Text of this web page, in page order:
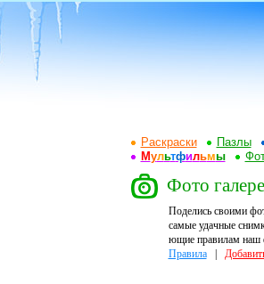
Раскраски
Пазлы
Мультфильмы
Фото
Поделись своими
самые удачные
ющие правилам наш
Правила|